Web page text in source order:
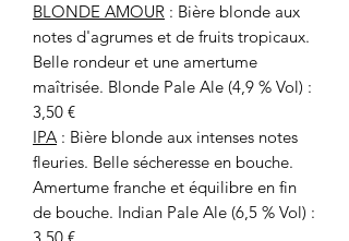
BLONDE AMOUR : Bière blonde aux
notes d'agrumes et de fruits tropicaux.
Belle rondeur et une amertume
maîtrisée. Blonde Pale Ale (4,9 % Vol) :
3,50 €
IPA : Bière blonde aux intenses notes
fleuries. Belle sécheresse en bouche.
Amertume franche et équilibre en fin
de bouche. Indian Pale Ale (6,5 % Vol) :